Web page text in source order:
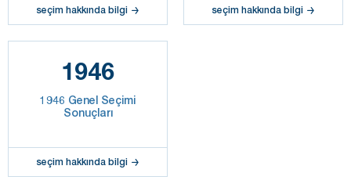
seçim hakkında bilgi seçim hakkında bilgi
1946
1946 Genel Seçimi
Sonuçları
seçim hakkında bilgi